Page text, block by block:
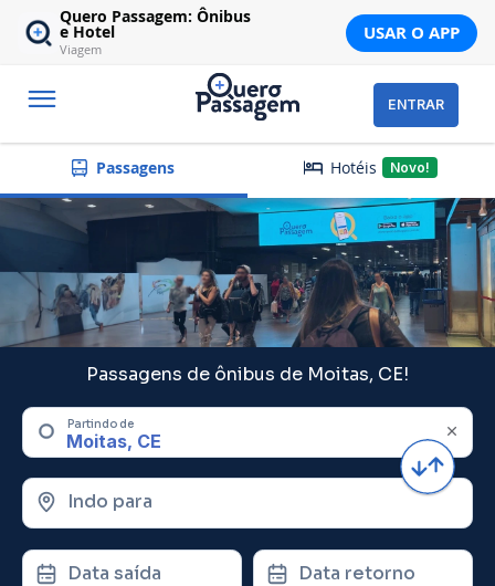
Quero Passagem: Ônibus
e Hotel
Viagem
USAR O APP
ENTRAR
Passagens Hotéis Novo!
Passagens de ônibus de Moitas, CE!
Partindo de
Indo para
Data saída Data retorno